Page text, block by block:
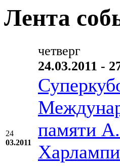
Лента
24
03.2011
четверг
24.03.2011 -
памяти